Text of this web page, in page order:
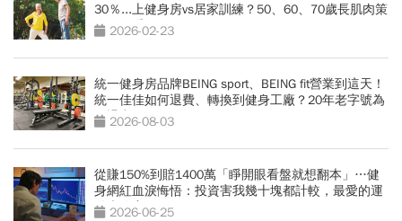
30％...上健身房vs居家訓練？50、60、70歲長肌肉策
略一次看
2026-02-23
統一健身房品牌BEING sport、BEING fit營業到這天！
統一佳佳如何退費、轉換到健身工廠？20年老字號為
何退出
2026-08-03
從賺150%到賠1400萬「睜開眼看盤就想翻本」…健
身網紅血淚悔悟：投資害我幾十塊都計較，最愛的運
動也放棄
2026-06-25